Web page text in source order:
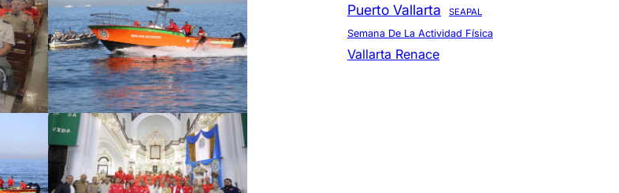
Puerto Vallarta SEAPAL
Semana De La Actividad Física
Vallarta Renace